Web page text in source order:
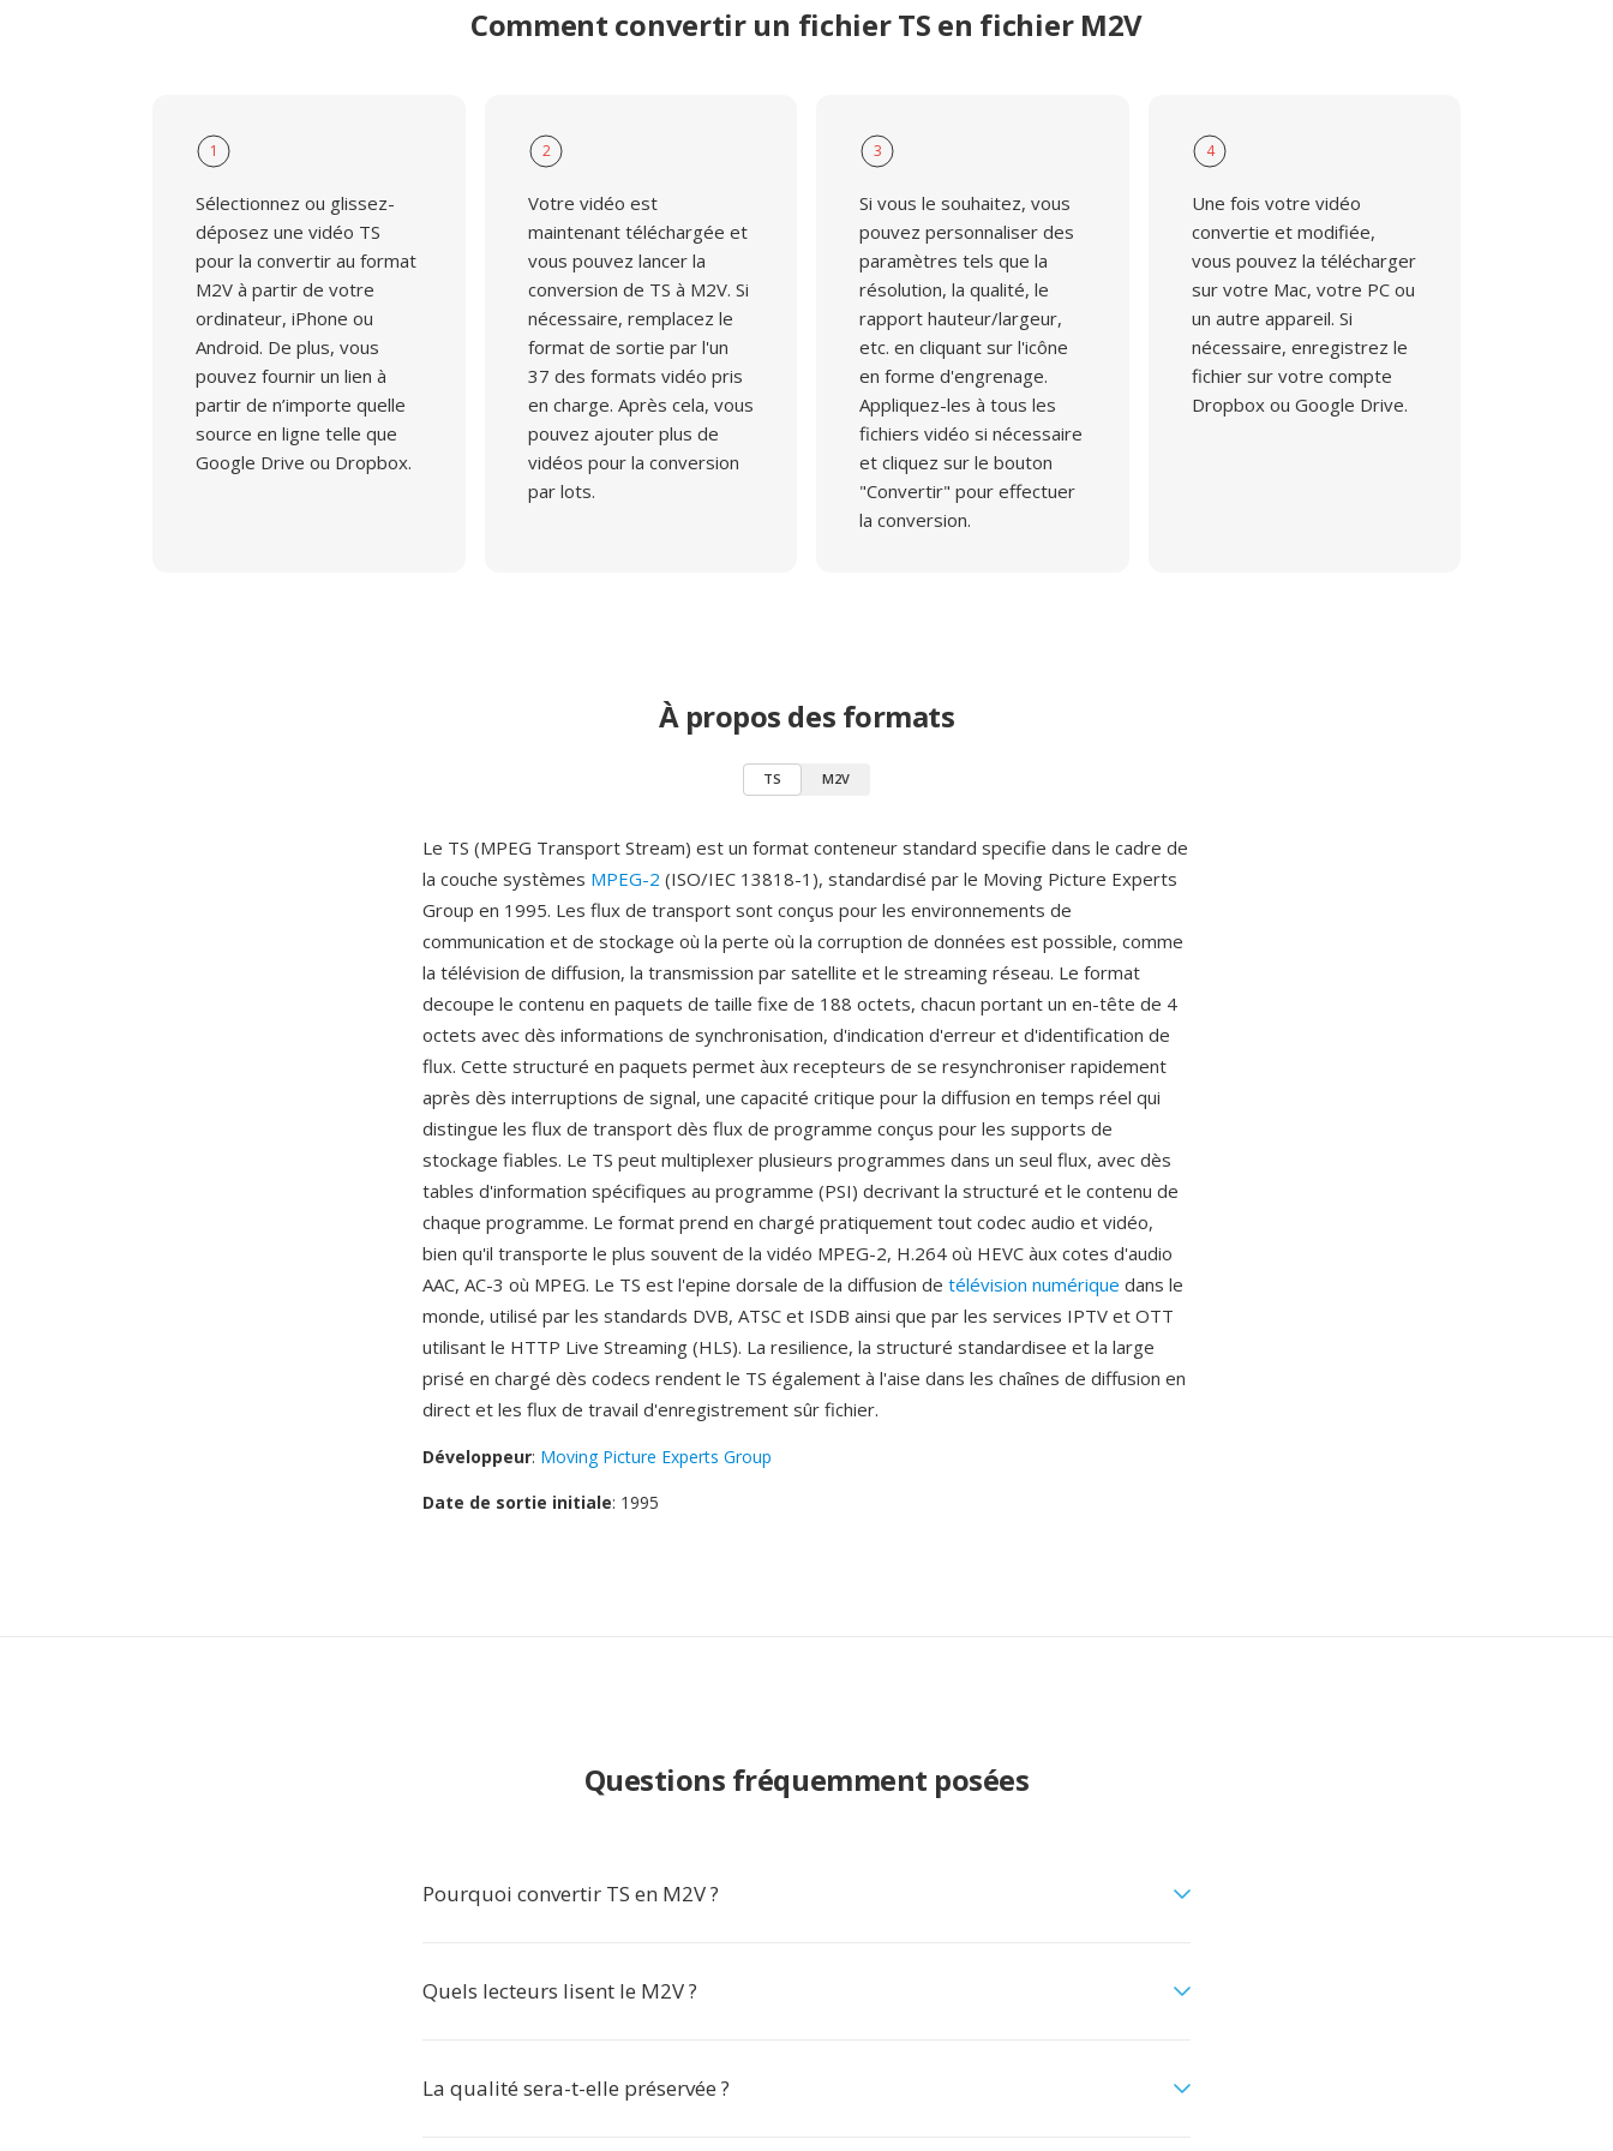
Comment convertir un fichier TS en fichier M2V
1
Sélectionnez ou glissez-
déposez une vidéo TS
pour la convertir au format
M2V à partir de votre
ordinateur, iPhone ou
Android. De plus, vous
pouvez fournir un lien à
partir de n’importe quelle
source en ligne telle que
Google Drive ou Dropbox.
2
Votre vidéo est
maintenant téléchargée et
vous pouvez lancer la
conversion de TS à M2V. Si
nécessaire, remplacez le
format de sortie par l'un
37 des formats vidéo pris
en charge. Après cela, vous
pouvez ajouter plus de
vidéos pour la conversion
par lots.
3
Si vous le souhaitez, vous
pouvez personnaliser des
paramètres tels que la
résolution, la qualité, le
rapport hauteur/largeur,
etc. en cliquant sur l'icône
en forme d'engrenage.
Appliquez-les à tous les
fichiers vidéo si nécessaire
et cliquez sur le bouton
"Convertir" pour effectuer
la conversion.
4
Une fois votre vidéo
convertie et modifiée,
vous pouvez la télécharger
sur votre Mac, votre PC ou
un autre appareil. Si
nécessaire, enregistrez le
fichier sur votre compte
Dropbox ou Google Drive.
À propos des formats
TS M2V
Le TS (MPEG Transport Stream) est un format conteneur standard specifie dans le cadre de
la couche systèmes MPEG-2 (ISO/IEC 13818-1), standardisé par le Moving Picture Experts
Group en 1995. Les flux de transport sont conçus pour les environnements de
communication et de stockage où la perte où la corruption de données est possible, comme
la télévision de diffusion, la transmission par satellite et le streaming réseau. Le format
decoupe le contenu en paquets de taille fixe de 188 octets, chacun portant un en-tête de 4
octets avec dès informations de synchronisation, d'indication d'erreur et d'identification de
flux. Cette structuré en paquets permet àux recepteurs de se resynchroniser rapidement
après dès interruptions de signal, une capacité critique pour la diffusion en temps réel qui
distingue les flux de transport dès flux de programme conçus pour les supports de
stockage fiables. Le TS peut multiplexer plusieurs programmes dans un seul flux, avec dès
tables d'information spécifiques au programme (PSI) decrivant la structuré et le contenu de
chaque programme. Le format prend en chargé pratiquement tout codec audio et vidéo,
bien qu'il transporte le plus souvent de la vidéo MPEG-2, H.264 où HEVC àux cotes d'audio
AAC, AC-3 où MPEG. Le TS est l'epine dorsale de la diffusion de télévision numérique dans le
monde, utilisé par les standards DVB, ATSC et ISDB ainsi que par les services IPTV et OTT
utilisant le HTTP Live Streaming (HLS). La resilience, la structuré standardisee et la large
prisé en chargé dès codecs rendent le TS également à l'aise dans les chaînes de diffusion en
direct et les flux de travail d'enregistrement sûr fichier.
Développeur: Moving Picture Experts Group
Date de sortie initiale: 1995
Questions fréquemment posées
Pourquoi convertir TS en M2V ?
Quels lecteurs lisent le M2V ?
La qualité sera-t-elle préservée ?